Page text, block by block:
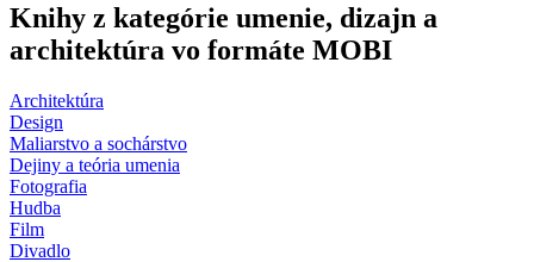
Knihy z kategórie umenie, dizajn a
architektúra vo formáte MOBI
Architektúra
Design
Maliarstvo a sochárstvo
Dejiny a teória umenia
Fotografia
Hudba
Film
Divadlo